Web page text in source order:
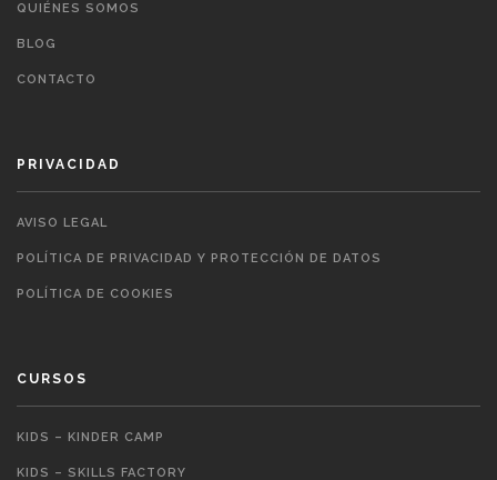
QUIÉNES SOMOS
BLOG
CONTACTO
PRIVACIDAD
AVISO LEGAL
POLÍTICA DE PRIVACIDAD Y PROTECCIÓN DE DATOS
POLÍTICA DE COOKIES
CURSOS
KIDS – KINDER CAMP
KIDS – SKILLS FACTORY